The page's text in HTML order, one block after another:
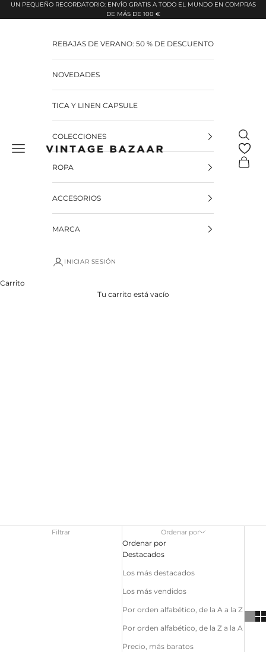
Pular para o conteúdo
UN PEQUEÑO RECORDATORIO: ENVÍO GRATIS A TODO EL MUNDO EN COMPRAS
DE MÁS DE 100 €
Vintage Bazaar
REBAJAS DE VERANO: 50 % DE DESCUENTO
NOVEDADES
TICA Y LINEN CAPSULE
COLECCIONES
ROPA
ACCESORIOS
MARCA
INICIAR SESIÓN
Carrito
Tu carrito está vacío
Filtrar Ordenar por
Ordenar por
Destacados
Los más destacados
Los más vendidos
Por orden alfabético, de la A a la Z
Por orden alfabético, de la Z a la A
Precio, más baratos